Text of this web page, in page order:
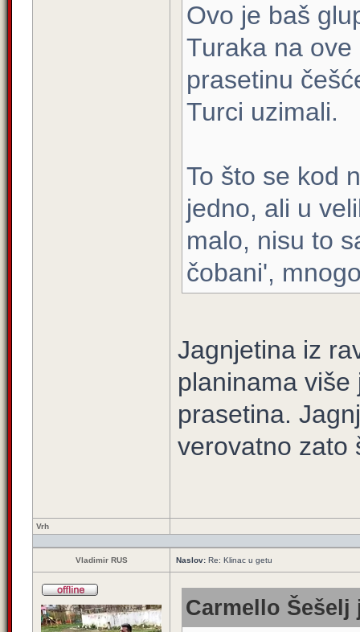
Ovo je baš
Turaka na
prasetinu
Turci uzimali.
To što se kod
jedno, ali u
malo, nisu to
čobani',
Jagnjetina iz
planinama
prasetina.
verovatno zato
Vrh
Vladimir RUS Naslov: Re: Klinac u getu
Carmello Šešelj